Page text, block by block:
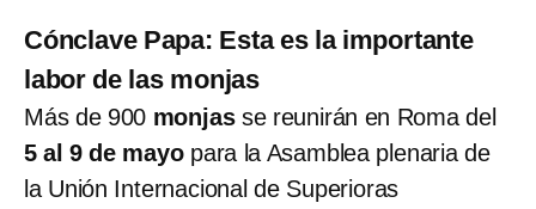
Cónclave Papa: Esta es la importante
labor de las monjas
Más de 900 monjasse reunirán en Roma del
5 al 9 de mayo para la Asamblea plenaria de
la Unión Internacional de Superioras